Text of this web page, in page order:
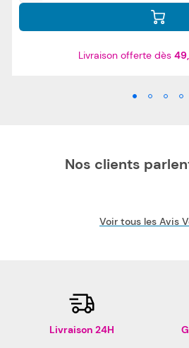
Livraison offerte dès
Nos clients
Voir tous les Avis
Livraison 24H